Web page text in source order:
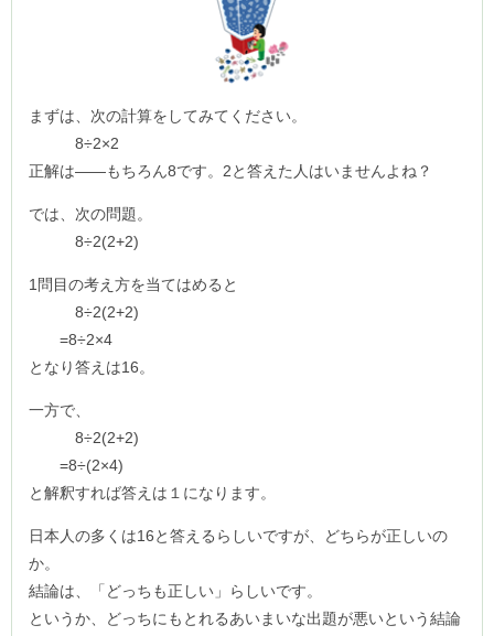
まずは、次の計算をしてみてください。
8÷2×2
正解は――もちろん8です。2と答えた人はいませんよね？
では、次の問題。
8÷2(2+2)
1問目の考え方を当てはめると
8÷2(2+2)
=8÷2×4
となり答えは16。
一方で、
8÷2(2+2)
=8÷(2×4)
と解釈すれば答えは１になります。
日本人の多くは16と答えるらしいですが、どちらが正しいの
か。
結論は、「どっちも正しい」らしいです。
というか、どっちにもとれるあいまいな出題が悪いという結論